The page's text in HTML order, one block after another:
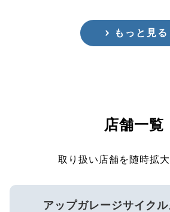
もっと見る
店舗一覧
取り扱い店舗を随時拡大
アップガレージサイク